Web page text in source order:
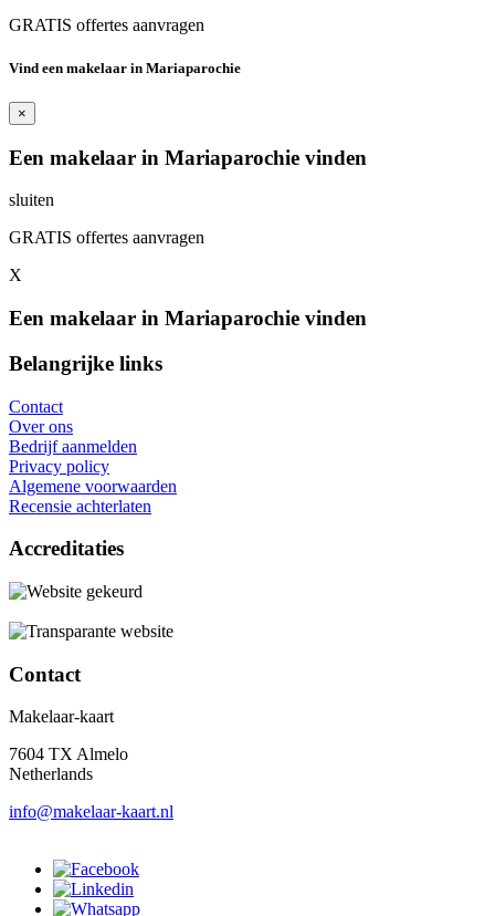
GRATIS offertes aanvragen
Vind een makelaar in Mariaparochie
×
Een makelaar in Mariaparochie vinden
sluiten
GRATIS offertes aanvragen
X
Een makelaar in Mariaparochie vinden
Belangrijke links
Contact
Over ons
Bedrijf aanmelden
Privacy policy
Algemene voorwaarden
Recensie achterlaten
Accreditaties
Contact
Makelaar-kaart
7604 TX Almelo
Netherlands
info@makelaar-kaart.nl